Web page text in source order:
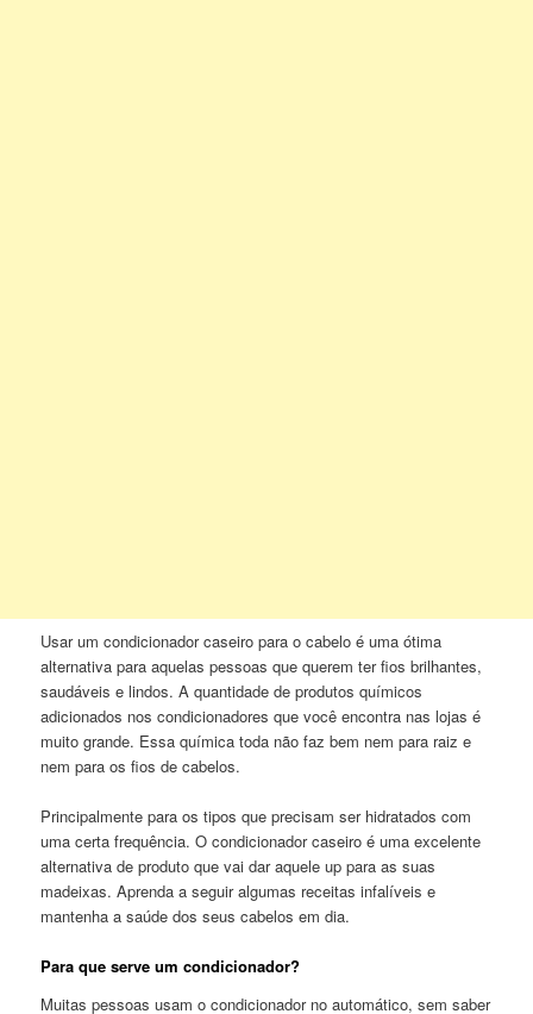
Usar um condicionador caseiro para o cabelo é uma ótima
alternativa para aquelas pessoas que querem ter fios brilhantes,
saudáveis e lindos. A quantidade de produtos químicos
adicionados nos condicionadores que você encontra nas lojas é
muito grande. Essa química toda não faz bem nem para raiz e
nem para os fios de cabelos.
Principalmente para os tipos que precisam ser hidratados com
uma certa frequência. O condicionador caseiro é uma excelente
alternativa de produto que vai dar aquele up para as suas
madeixas. Aprenda a seguir algumas receitas infalíveis e
mantenha a saúde dos seus cabelos em dia.
Para que serve um condicionador?
Muitas pessoas usam o condicionador no automático, sem saber